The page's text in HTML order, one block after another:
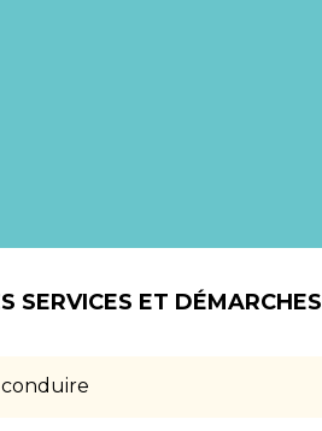
SERVICES ET DÉMARCHES
conduire